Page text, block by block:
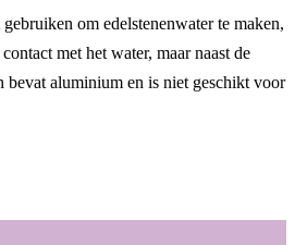
om edelstenenwater te maken,
met het water, maar naast de
bevat aluminium en is niet geschikt voor